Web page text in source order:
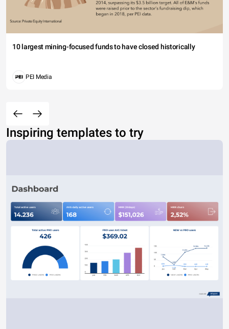
10 largest mining-focused funds to have closed historically
PEI Media
Inspiring templates to try